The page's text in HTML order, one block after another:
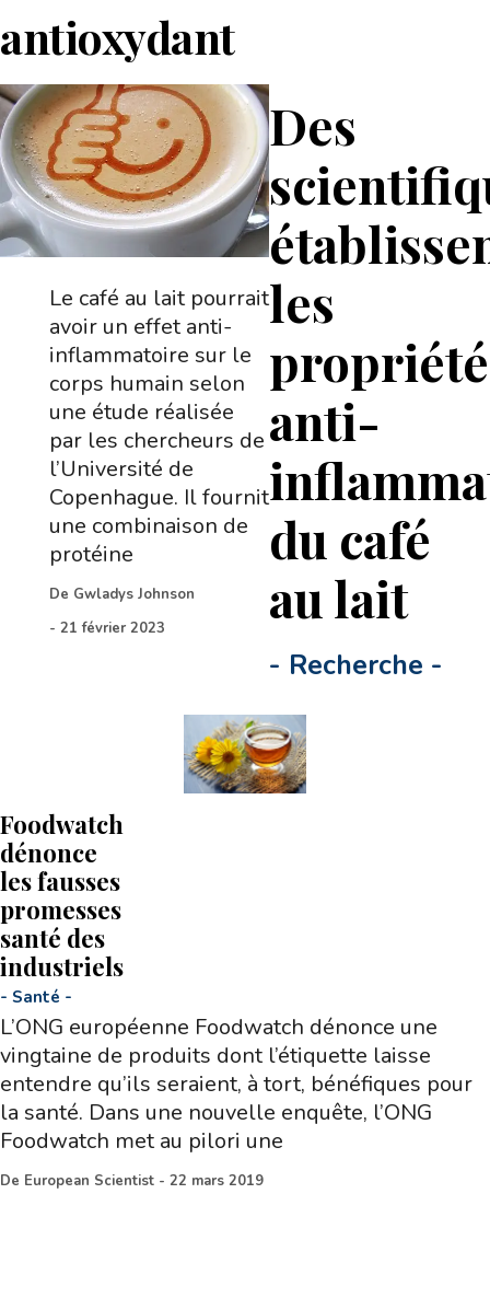
antioxydant
Des
les
anti-
du café
au lait
- Recherche -
Le café au lait pourrait
avoir un effet anti-
inflammatoire sur le
corps humain selon
une étude réalisée
par les chercheurs de
l’Université de
Copenhague. Il fournit
une combinaison de
protéine
De Gwladys Johnson
- 21 février 2023
Foodwatch
dénonce
les fausses
promesses
santé des
industriels
- Santé -
L’ONG européenne Foodwatch dénonce une
vingtaine de produits dont l’étiquette laisse
entendre qu’ils seraient, à tort, bénéfiques pour
la santé. Dans une nouvelle enquête, l’ONG
Foodwatch met au pilori une
De European Scientist - 22 mars 2019